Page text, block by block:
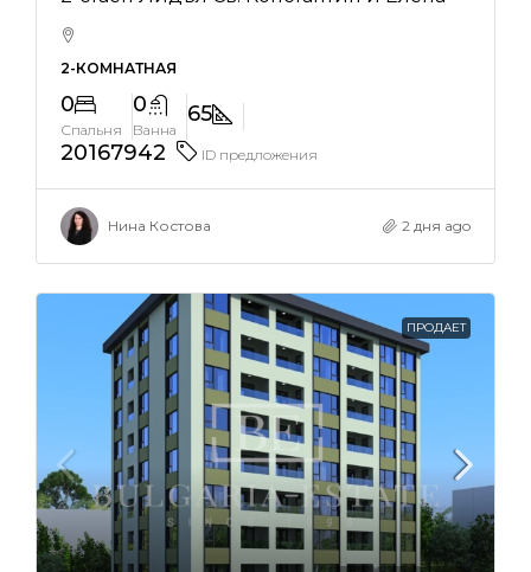
2-КОМНАТНАЯ
0
Спальня
0
Ванна
65
20167942
ID предложения
Нина Костова 2 дня ago
ПРОДАЕТ